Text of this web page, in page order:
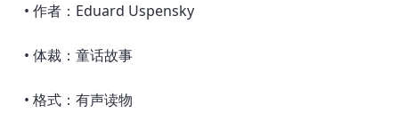
• 作者：Eduard Uspensky
• 体裁：童话故事
• 格式：有声读物